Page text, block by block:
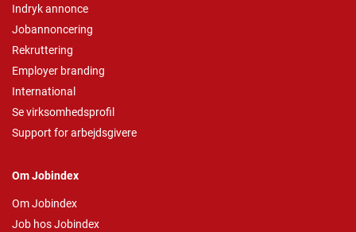
Indryk annonce
Jobannoncering
Rekruttering
Employer branding
International
Se virksomhedsprofil
Support for arbejdsgivere
Om Jobindex
Om Jobindex
Job hos Jobindex